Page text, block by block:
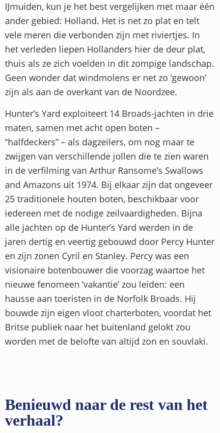
IJmuiden, kun je het best vergelijken met maar één
ander gebied: Holland. Het is net zo plat en telt
vele meren die verbonden zijn met riviertjes. In
het verleden liepen Hollanders hier de deur plat,
thuis als ze zich voelden in dit zompige landschap.
Geen wonder dat windmolens er net zo ‘gewoon’
zijn als aan de overkant van de Noordzee.
Hunter’s Yard exploiteert 14 Broads-jachten in drie
maten, samen met acht open boten –
“halfdeckers” – als dagzeilers, om nog maar te
zwijgen van verschillende jollen die te zien waren
in de verfilming van Arthur Ransome’s Swallows
and Amazons uit 1974. Bij elkaar zijn dat ongeveer
25 traditionele houten boten, beschikbaar voor
iedereen met de nodige zeilvaardigheden. Bijna
alle jachten op de Hunter’s Yard werden in de
jaren dertig en veertig gebouwd door Percy Hunter
en zijn zonen Cyril en Stanley. Percy was een
visionaire botenbouwer die voorzag waartoe het
nieuwe fenomeen ‘vakantie’ zou leiden: een
hausse aan toeristen in de Norfolk Broads. Hij
bouwde zijn eigen vloot charterboten, voordat het
Britse publiek naar het buitenland gelokt zou
worden met de belofte van altijd zon en souvlaki.
Benieuwd naar de rest van het
verhaal?